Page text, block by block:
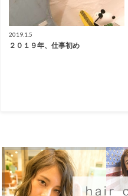
2019.1.5
２０１９年、仕事初め